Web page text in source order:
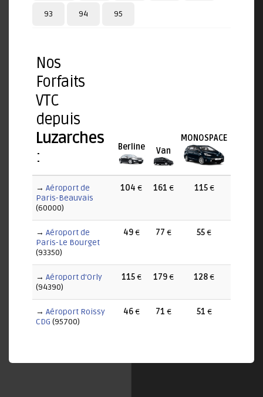
93 94 95
Nos
Forfaits
VTC
depuis
Luzarches
:
Berline Van
MONOSPACE
→ Aéroport de
Paris-Beauvais
(60000)
104 € 161 € 115€
→ Aéroport de
Paris-Le Bourget
(93350)
49€ 77 € 55€
→ Aéroport d'Orly
(94390)
115€ 179€ 128€
→ Aéroport Roissy
CDG (95700)
46€ 71 € 51 €